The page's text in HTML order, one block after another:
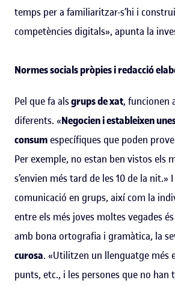
temps per a familiaritzar-s’hi i
competències digitals», apunta la
Normes socials pròpies i redacció
Pel que fa alsgrups de xat, funcionen
diferents. «Negocien i estableixen
consumespecífiques que poden
Per exemple, no estan ben vistos els
s’envien més tard de les 10 de la nit.»
comunicació en grups, així com la
entre els més joves moltes vegades
amb bona ortografia i gramàtica, la
curosa. «Utilitzen un llenguatge més
punts, etc., i les persones que no